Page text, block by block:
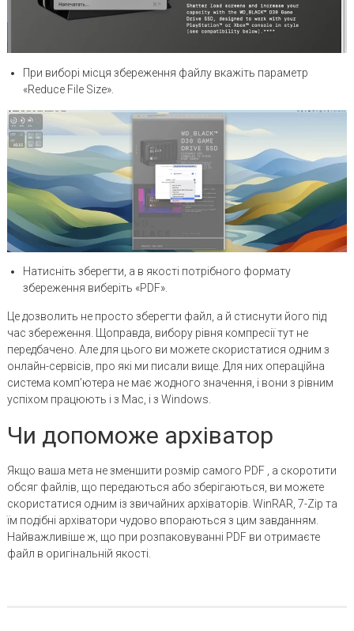
При виборі місця збереження файлу вкажіть параметр
«Reduce File Size».
Натисніть зберегти, а в якості потрібного формату
збереження виберіть «PDF».
Це дозволить не просто зберегти файл, а й стиснути його під
час збереження. Щоправда, вибору рівня компресії тут не
передбачено. Але для цього ви можете скористатися одним з
онлайн-сервісів, про які ми писали вище. Для них операційна
система комп’ютера не має жодного значення, і вони з рівним
успіхом працюють і з Mac, і з Windows.
Чи допоможе архіватор
Якщо ваша мета не зменшити розмір самого PDF , а скоротити
обсяг файлів, що передаються або зберігаються, ви можете
скористатися одним із звичайних архіваторів. WinRAR, 7-Zip та
їм подібні архіватори чудово впораються з цим завданням.
Найважливіше ж, що при розпаковуванні PDF ви отримаєте
файл в оригінальній якості.